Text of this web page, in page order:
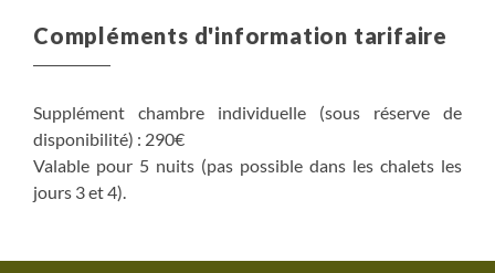
Compléments d'information tarifaire
Supplément chambre individuelle (sous réserve de
disponibilité) : 290€
Valable pour 5 nuits (pas possible dans les chalets les
jours 3 et 4).